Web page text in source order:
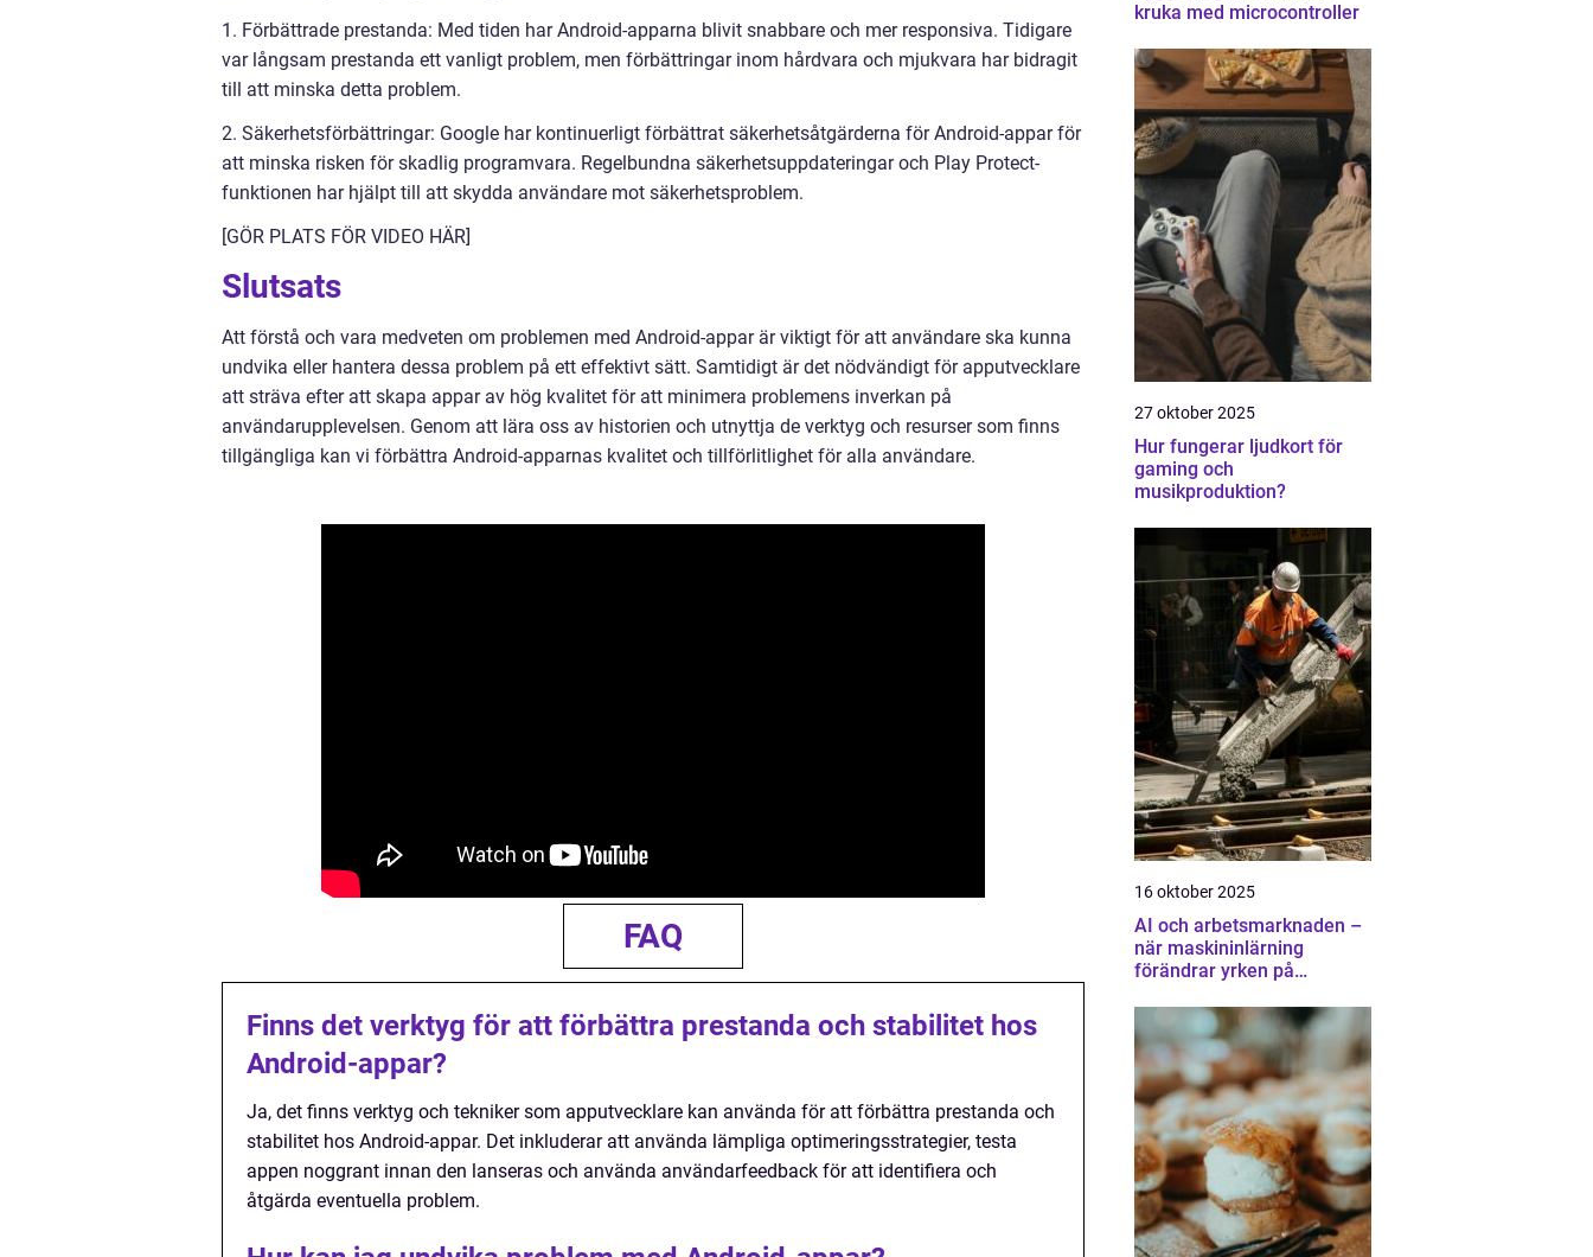
1. Förbättrade prestanda: Med tiden har Android-apparna blivit snabbare och mer responsiva. Tidigare
var långsam prestanda ett vanligt problem, men förbättringar inom hårdvara och mjukvara har bidragit
till att minska detta problem.
2. Säkerhetsförbättringar: Google har kontinuerligt förbättrat säkerhetsåtgärderna för Android-appar för
att minska risken för skadlig programvara. Regelbundna säkerhetsuppdateringar och Play Protect-
funktionen har hjälpt till att skydda användare mot säkerhetsproblem.
[GÖR PLATS FÖR VIDEO HÄR]
Slutsats
Att förstå och vara medveten om problemen med Android-appar är viktigt för att användare ska kunna
undvika eller hantera dessa problem på ett effektivt sätt. Samtidigt är det nödvändigt för apputvecklare
att sträva efter att skapa appar av hög kvalitet för att minimera problemens inverkan på
användarupplevelsen. Genom att lära oss av historien och utnyttja de verktyg och resurser som finns
tillgängliga kan vi förbättra Android-apparnas kvalitet och tillförlitlighet för alla användare.
FAQ
Finns det verktyg för att förbättra prestanda och stabilitet hos
Android-appar?
Ja, det finns verktyg och tekniker som apputvecklare kan använda för att förbättra prestanda och
stabilitet hos Android-appar. Det inkluderar att använda lämpliga optimeringsstrategier, testa
appen noggrant innan den lanseras och använda användarfeedback för att identifiera och
åtgärda eventuella problem.
kruka med microcontroller
27 oktober 2025
Hur fungerar ljudkort för
gaming och
musikproduktion?
16 oktober 2025
AI och arbetsmarknaden –
när maskininlärning
förändrar yrken på